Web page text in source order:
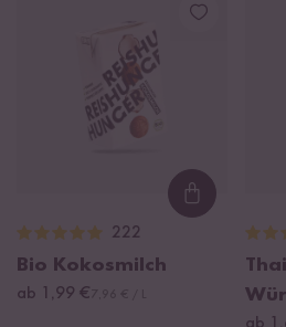
Loading...
222
Bio Kokosmilch
ab 1,99 €